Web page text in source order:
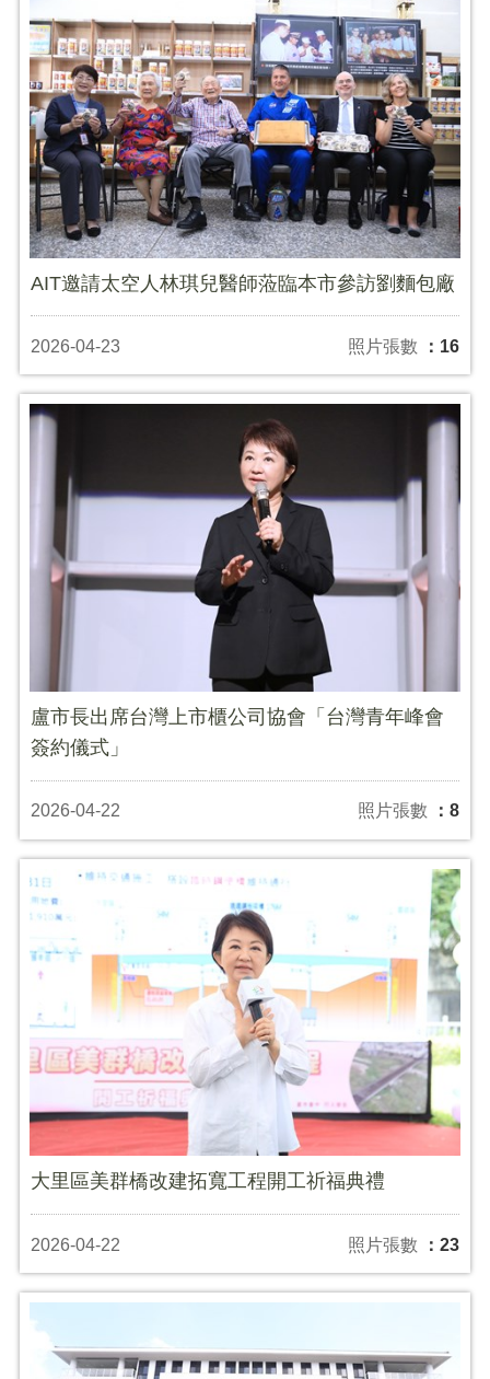
AIT邀請太空人林琪兒醫師蒞臨本市參訪劉麵包廠
2026-04-23 照片張數 ：16
盧市長出席台灣上市櫃公司協會「台灣青年峰會
簽約儀式」
2026-04-22 照片張數 ：8
大里區美群橋改建拓寬工程開工祈福典禮
2026-04-22 照片張數 ：23